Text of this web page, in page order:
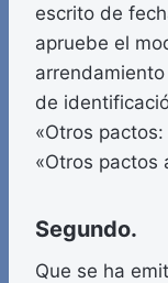
escrito de
apruebe el
de
«Otros
«Otros pactos
Segundo.
Que se ha